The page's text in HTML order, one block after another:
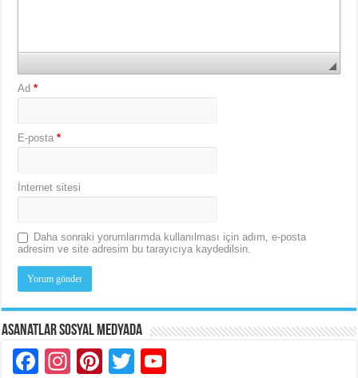
Ad*
E-posta*
İnternet sitesi
Daha sonraki yorumlarımda kullanılması için adım, e-posta
adresim ve site adresim bu tarayıcıya kaydedilsin.
Asanatlar Sosyal Medyada
Facebook
Instagram
Pinterest
Twitter